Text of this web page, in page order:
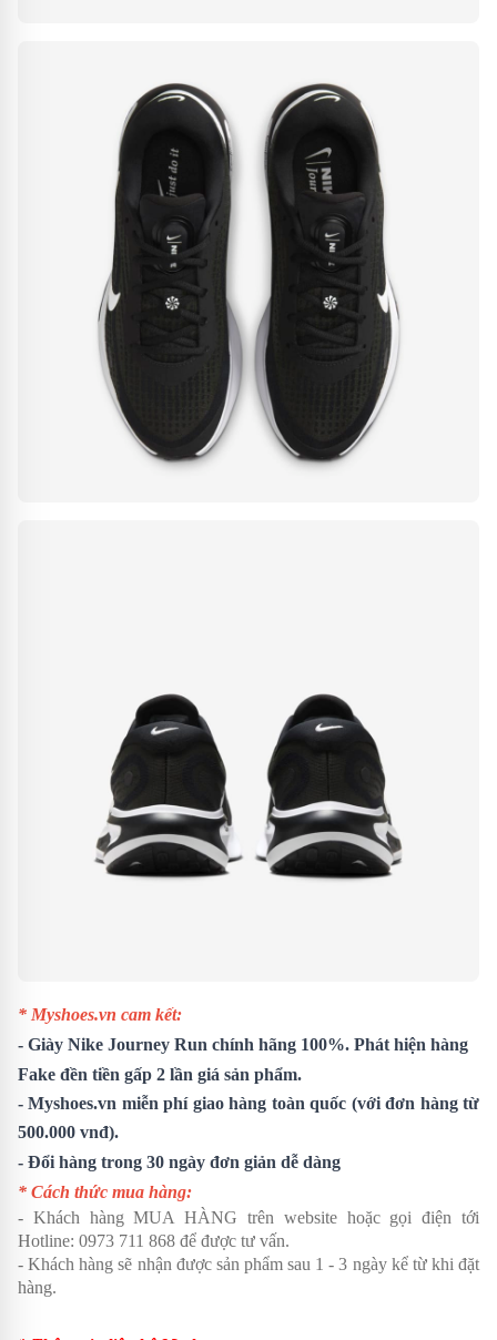
* Myshoes.vn cam kết:
- Giày Nike Journey Run chính hãng 100%. Phát hiện hàng
Fake đền tiền gấp 2 lần giá sản phẩm.
- Myshoes.vn miễn phí giao hàng toàn quốc (với đơn hàng từ
500.000 vnđ).
- Đổi hàng trong 30 ngày đơn giản dễ dàng
* Cách thức mua hàng:
- Khách hàng MUA HÀNG trên website hoặc gọi điện tới
Hotline: 0973 711 868 để được tư vấn.
- Khách hàng sẽ nhận được sản phẩm sau 1 - 3 ngày kể từ khi đặt
hàng.